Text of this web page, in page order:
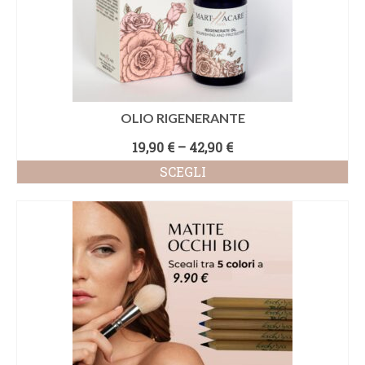
OLIO RIGENERANTE
19,90 € – 42,90 €
SCEGLI
ha
più
varianti.
Le
opzioni
possono
essere
scelte
nella